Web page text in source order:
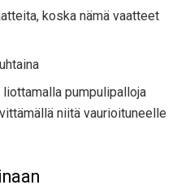
koska nämä vaatteet
pumpulipalloja
niitä vaurioituneelle